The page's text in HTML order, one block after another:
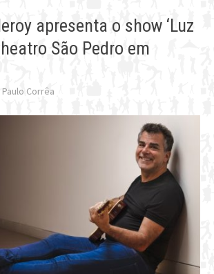
apresenta o show ‘Luz
São Pedro em
Paulo Corrêa